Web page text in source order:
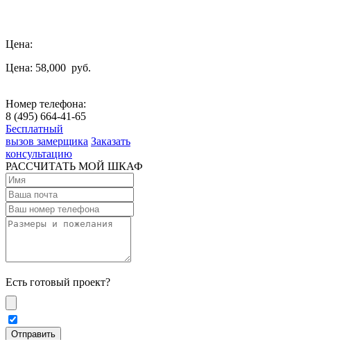
Цена:
Цена: 58,000 руб.
Номер телефона:
8 (495) 664-41-65
Бесплатный
вызов замерщика Заказать
консультацию
РАССЧИТАТЬ МОЙ ШКАФ
Есть готовый проект?